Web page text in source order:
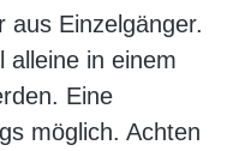
aus Einzelgänger.
alleine in einem
Eine
möglich. Achten